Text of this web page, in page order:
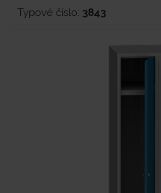
Typové číslo: 3843